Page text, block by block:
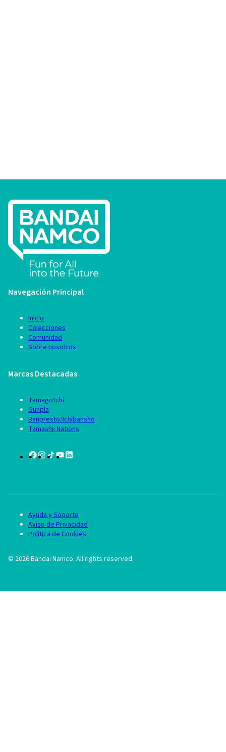
Navegación Principal
Inicio
Colecciones
Comunidad
Sobre nosotros
Marcas Destacadas
Tamagotchi
Gunpla
Banpresto/Ichibansho
Tamashii Nations
© 2026Bandai Namco. All rights reserved.
Ayuda y Soporte
Aviso de Privacidad
Política de Cookies